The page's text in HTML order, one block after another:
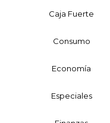
Caja Fuerte
Consumo
Economía
Especiales